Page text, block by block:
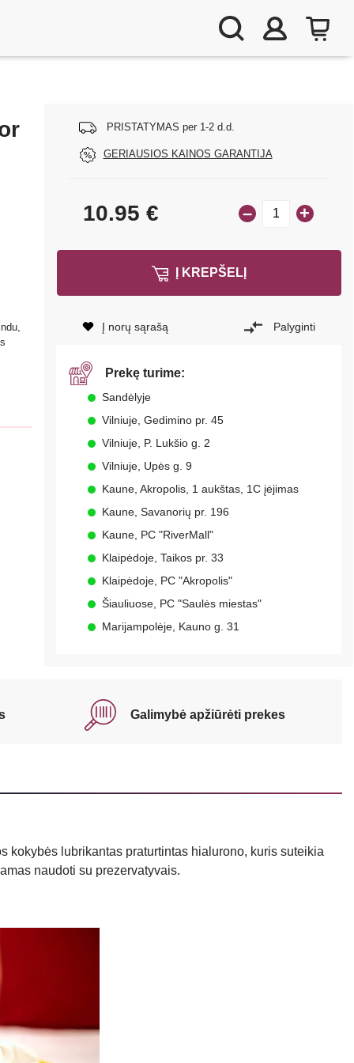
PRISTATYMAS per 1-2 d.d.
GERIAUSIOS KAINOS GARANTIJA
10.95 € – +
Į KREPŠELĮ
Į norų sąrašą Palyginti
Prekę turime:
Sandėlyje
Vilniuje, Gedimino pr. 45
Vilniuje, P. Lukšio g. 2
Vilniuje, Upės g. 9
Kaune, Akropolis, 1 aukštas, 1C įėjimas
Kaune, Savanorių pr. 196
Kaune, PC "RiverMall"
Klaipėdoje, Taikos pr. 33
Klaipėdoje, PC "Akropolis"
Šiauliuose, PC "Saulės miestas"
Marijampolėje, Kauno g. 31
Galimybė apžiūrėti prekes
lubrikantas praturtintas hialurono, kuris suteikia
naudoti su prezervatyvais.